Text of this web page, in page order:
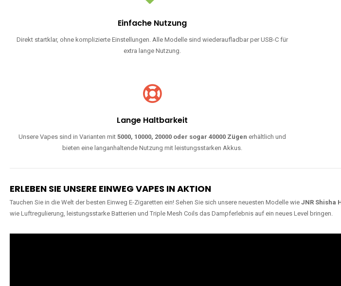
Einfache Nutzung
Direkt startklar, ohne komplizierte Einstellungen. Alle Modelle sind wiederaufladbar per USB-C für
extra lange Nutzung.
Lange Haltbarkeit
Unsere Vapes sind in Varianten mit5000, 10000, 20000 oder sogar 40000 Zügen erhältlich und
bieten eine langanhaltende Nutzung mit leistungsstarken Akkus.
ERLEBEN SIE UNSERE EINWEG VAPES IN AKTION
Tauchen Sie in die Welt der besten Einweg E-Zigaretten ein! Sehen Sie sich unsere neuesten Modelle wie JNR Shisha
wie Luftregulierung, leistungsstarke Batterien und Triple Mesh Coils das Dampferlebnis auf ein neues Level bringen.